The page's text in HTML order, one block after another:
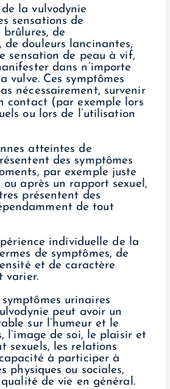
la vulvodynie
sensations de
de
de douleurs lancinantes,
sensation de peau à vif,
dans n’importe
vulve. Ces symptômes
nécessairement, survenir
contact (par exemple lors
ou lors de l’utilisation
atteintes de
des symptômes
par exemple juste
après un rapport sexuel,
présentent des
de tout
individuelle de la
de symptômes, de
et de caractère
varier.
symptômes urinaires
peut avoir un
sur l’humeur et le
l’image de soi, le plaisir et
sexuels, les relations
à participer à
physiques ou sociales,
de vie en général.